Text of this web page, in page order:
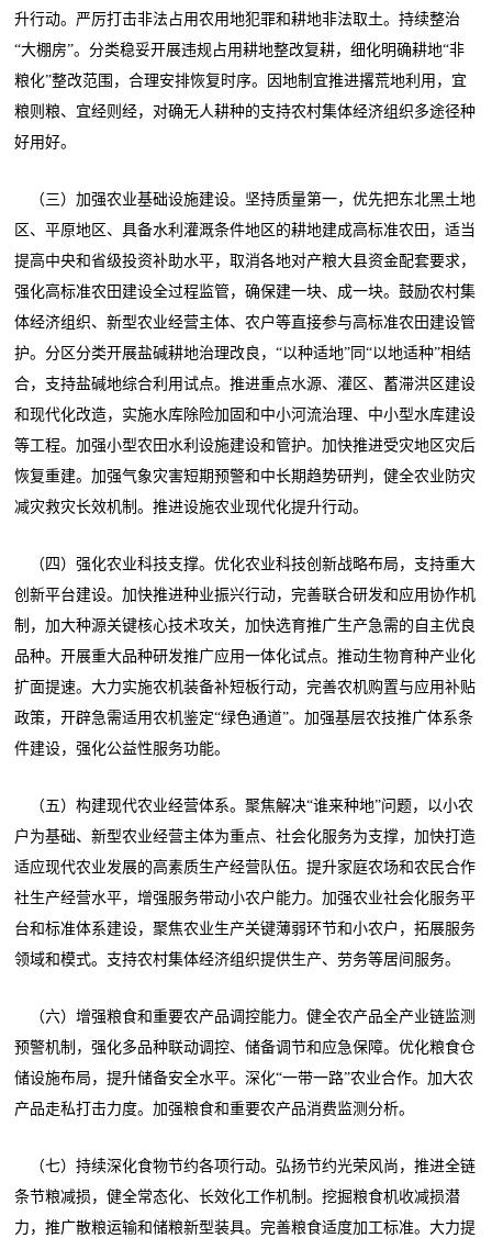
升行动。严厉打击非法占用农用地犯罪和耕地非法取土。持续整治
“大棚房”。分类稳妥开展违规占用耕地整改复耕，细化明确耕地“非
粮化”整改范围，合理安排恢复时序。因地制宜推进撂荒地利用，宜
粮则粮、宜经则经，对确无人耕种的支持农村集体经济组织多途径种
好用好。
（三）加强农业基础设施建设。坚持质量第一，优先把东北黑土地
区、平原地区、具备水利灌溉条件地区的耕地建成高标准农田，适当
提高中央和省级投资补助水平，取消各地对产粮大县资金配套要求，
强化高标准农田建设全过程监管，确保建一块、成一块。鼓励农村集
体经济组织、新型农业经营主体、农户等直接参与高标准农田建设管
护。分区分类开展盐碱耕地治理改良，“以种适地”同“以地适种”相结
合，支持盐碱地综合利用试点。推进重点水源、灌区、蓄滞洪区建设
和现代化改造，实施水库除险加固和中小河流治理、中小型水库建设
等工程。加强小型农田水利设施建设和管护。加快推进受灾地区灾后
恢复重建。加强气象灾害短期预警和中长期趋势研判，健全农业防灾
减灾救灾长效机制。推进设施农业现代化提升行动。
（四）强化农业科技支撑。优化农业科技创新战略布局，支持重大
创新平台建设。加快推进种业振兴行动，完善联合研发和应用协作机
制，加大种源关键核心技术攻关，加快选育推广生产急需的自主优良
品种。开展重大品种研发推广应用一体化试点。推动生物育种产业化
扩面提速。大力实施农机装备补短板行动，完善农机购置与应用补贴
政策，开辟急需适用农机鉴定“绿色通道”。加强基层农技推广体系条
件建设，强化公益性服务功能。
（五）构建现代农业经营体系。聚焦解决“谁来种地”问题，以小农
户为基础、新型农业经营主体为重点、社会化服务为支撑，加快打造
适应现代农业发展的高素质生产经营队伍。提升家庭农场和农民合作
社生产经营水平，增强服务带动小农户能力。加强农业社会化服务平
台和标准体系建设，聚焦农业生产关键薄弱环节和小农户，拓展服务
领域和模式。支持农村集体经济组织提供生产、劳务等居间服务。
（六）增强粮食和重要农产品调控能力。健全农产品全产业链监测
预警机制，强化多品种联动调控、储备调节和应急保障。优化粮食仓
储设施布局，提升储备安全水平。深化“一带一路”农业合作。加大农
产品走私打击力度。加强粮食和重要农产品消费监测分析。
（七）持续深化食物节约各项行动。弘扬节约光荣风尚，推进全链
条节粮减损，健全常态化、长效化工作机制。挖掘粮食机收减损潜
力，推广散粮运输和储粮新型装具。完善粮食适度加工标准。大力提